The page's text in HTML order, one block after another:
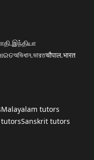
অভিধান.ভারতचौपाल.भारत
Malayalam tutors
Sanskrit tutors